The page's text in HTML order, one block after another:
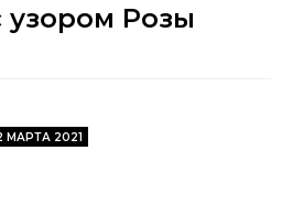
узором Розы
МАРТА 2021